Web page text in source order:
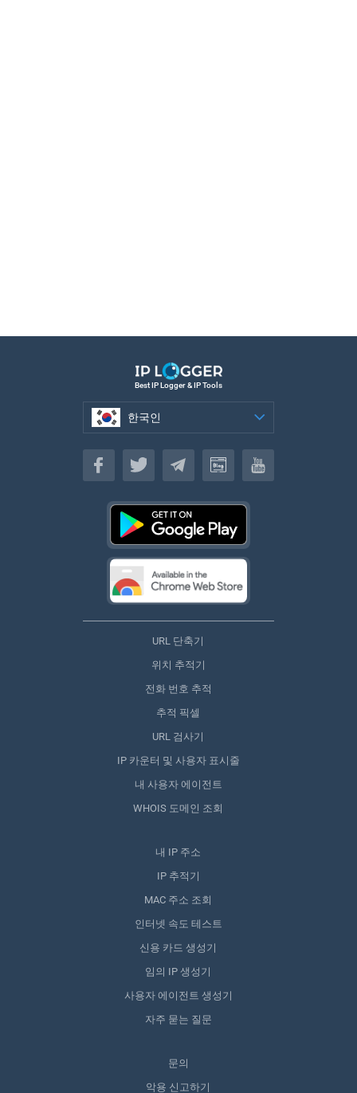
Best IP Logger & IP Tools
한국인
한국인
URL 단축기
위치 추적기
전화 번호 추적
추적 픽셀
URL 검사기
IP 카운터 및 사용자 표시줄
내 사용자 에이전트
WHOIS 도메인 조회
내 IP 주소
IP 추적기
MAC 주소 조회
인터넷 속도 테스트
신용 카드 생성기
임의 IP 생성기
사용자 에이전트 생성기
자주 묻는 질문
문의
악용 신고하기